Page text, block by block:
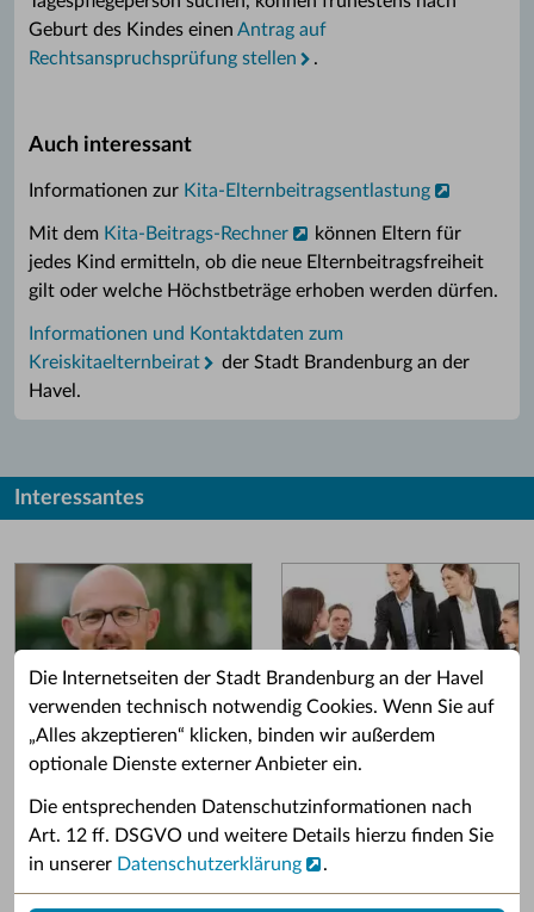
Die Internetseiten der Stadt Brandenburg an der Havel
verwenden technisch notwendig Cookies. Wenn Sie auf
„Alles akzeptieren“ klicken, binden wir außerdem
optionale Dienste externer Anbieter ein.
Die entsprechenden Datenschutzinformationen nach
Art. 12 ff. DSGVO und weitere Details hierzu finden Sie
in unserer Datenschutzerklärung .
Geburt des Kindes einen Antrag auf
Rechtsanspruchsprüfung stellen
.
Auch interessant
Informationen zur Kita-Elternbeitragsentlastung
Mit dem Kita-Beitrags-Rechner
können Eltern für
jedes Kind ermitteln, ob die neue Elternbeitragsfreiheit
gilt oder welche Höchstbeträge erhoben werden dürfen.
Informationen und Kontaktdaten zum
Kreiskitaelternbeirat
der Stadt Brandenburg an der
Havel.
Interessantes
Grußwort des OB